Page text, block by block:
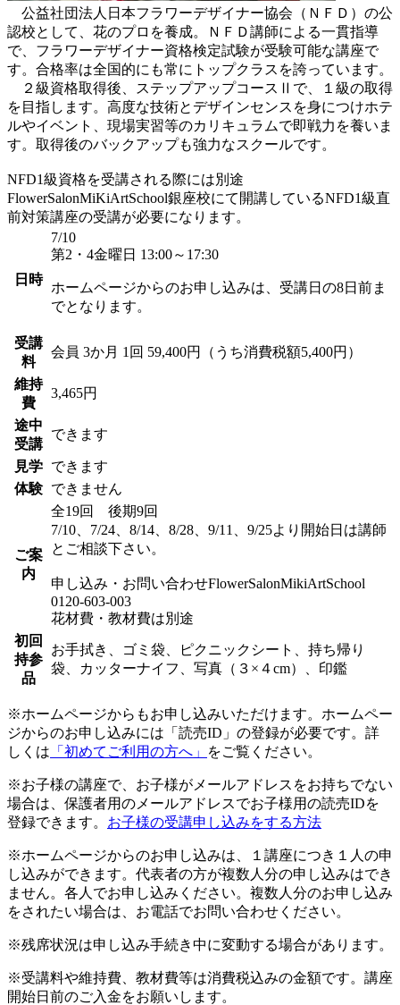
公益社団法人日本フラワーデザイナー協会（ＮＦＤ）の公
認校として、花のプロを養成。ＮＦＤ講師による一貫指導
で、フラワーデザイナー資格検定試験が受験可能な講座で
す。合格率は全国的にも常にトップクラスを誇っています。
２級資格取得後、ステップアップコースⅡで、１級の取得
を目指します。高度な技術とデザインセンスを身につけホテ
ルやイベント、現場実習等のカリキュラムで即戦力を養いま
す。取得後のバックアップも強力なスクールです。
NFD1級資格を受講される際には別途
FlowerSalonMiKiArtSchool銀座校にて開講しているNFD1級直
前対策講座の受講が必要になります。
日時
7/10
第2・4金曜日 13:00～17:30
ホームページからのお申し込みは、受講日の8日前ま
でとなります。
受講
料
会員 3か月 1回 59,400円（うち消費税額5,400円）
維持
費
3,465円
途中
受講
できます
見学 できます
体験 できません
ご案
内
全19回 後期9回
7/10、7/24、8/14、8/28、9/11、9/25より開始日は講師
とご相談下さい。
申し込み・お問い合わせFlowerSalonMikiArtSchool
0120-603-003
花材費・教材費は別途
初回
持参
品
お手拭き、ゴミ袋、ピクニックシート、持ち帰り
袋、カッターナイフ、写真（３×４cm）、印鑑
※ホームページからもお申し込みいただけます。ホームペー
ジからのお申し込みには「読売ID」の登録が必要です。詳
しくは 「初めてご利用の方へ」 をご覧ください。
※お子様の講座で、お子様がメールアドレスをお持ちでない
場合は、保護者用のメールアドレスでお子様用の読売IDを
登録できます。 お子様の受講申し込みをする方法
※ホームページからのお申し込みは、１講座につき１人の申
し込みができます。代表者の方が複数人分の申し込みはでき
ません。各人でお申し込みください。複数人分のお申し込み
をされたい場合は、お電話でお問い合わせください。
※残席状況は申し込み手続き中に変動する場合があります。
※受講料や維持費、教材費等は消費税込みの金額です。講座
開始日前のご入金をお願いします。